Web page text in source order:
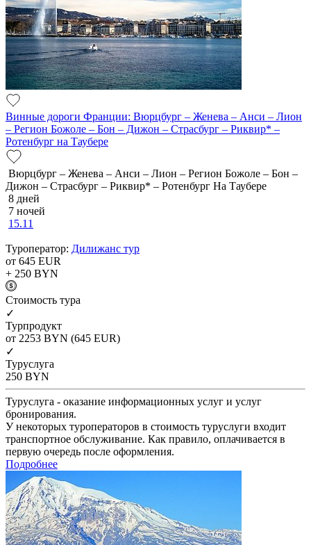
Винные дороги Франции: Вюрцбург – Женева – Анси – Лион
– Регион Божоле – Бон – Дижон – Страсбург – Риквир* –
Ротенбург на Таубере
Вюрцбург – Женева – Анси – Лион – Регион Божоле – Бон –
Дижон – Страсбург – Риквир* – Ротенбург На Таубере
8 дней
7 ночей
15.11
Туроператор: Дилижанс тур
от 645 EUR
+ 250 BYN
Cтоимость тура
✓
Турпродукт
от 2253 BYN (645 EUR)
✓
Туруслуга
250 BYN
Туруслуга - оказание информационных услуг и услуг
бронирования.
У некоторых туроператоров в стоимость туруслуги входит
транспортное обслуживание. Как правило, оплачивается в
первую очередь после оформления.
Подробнее